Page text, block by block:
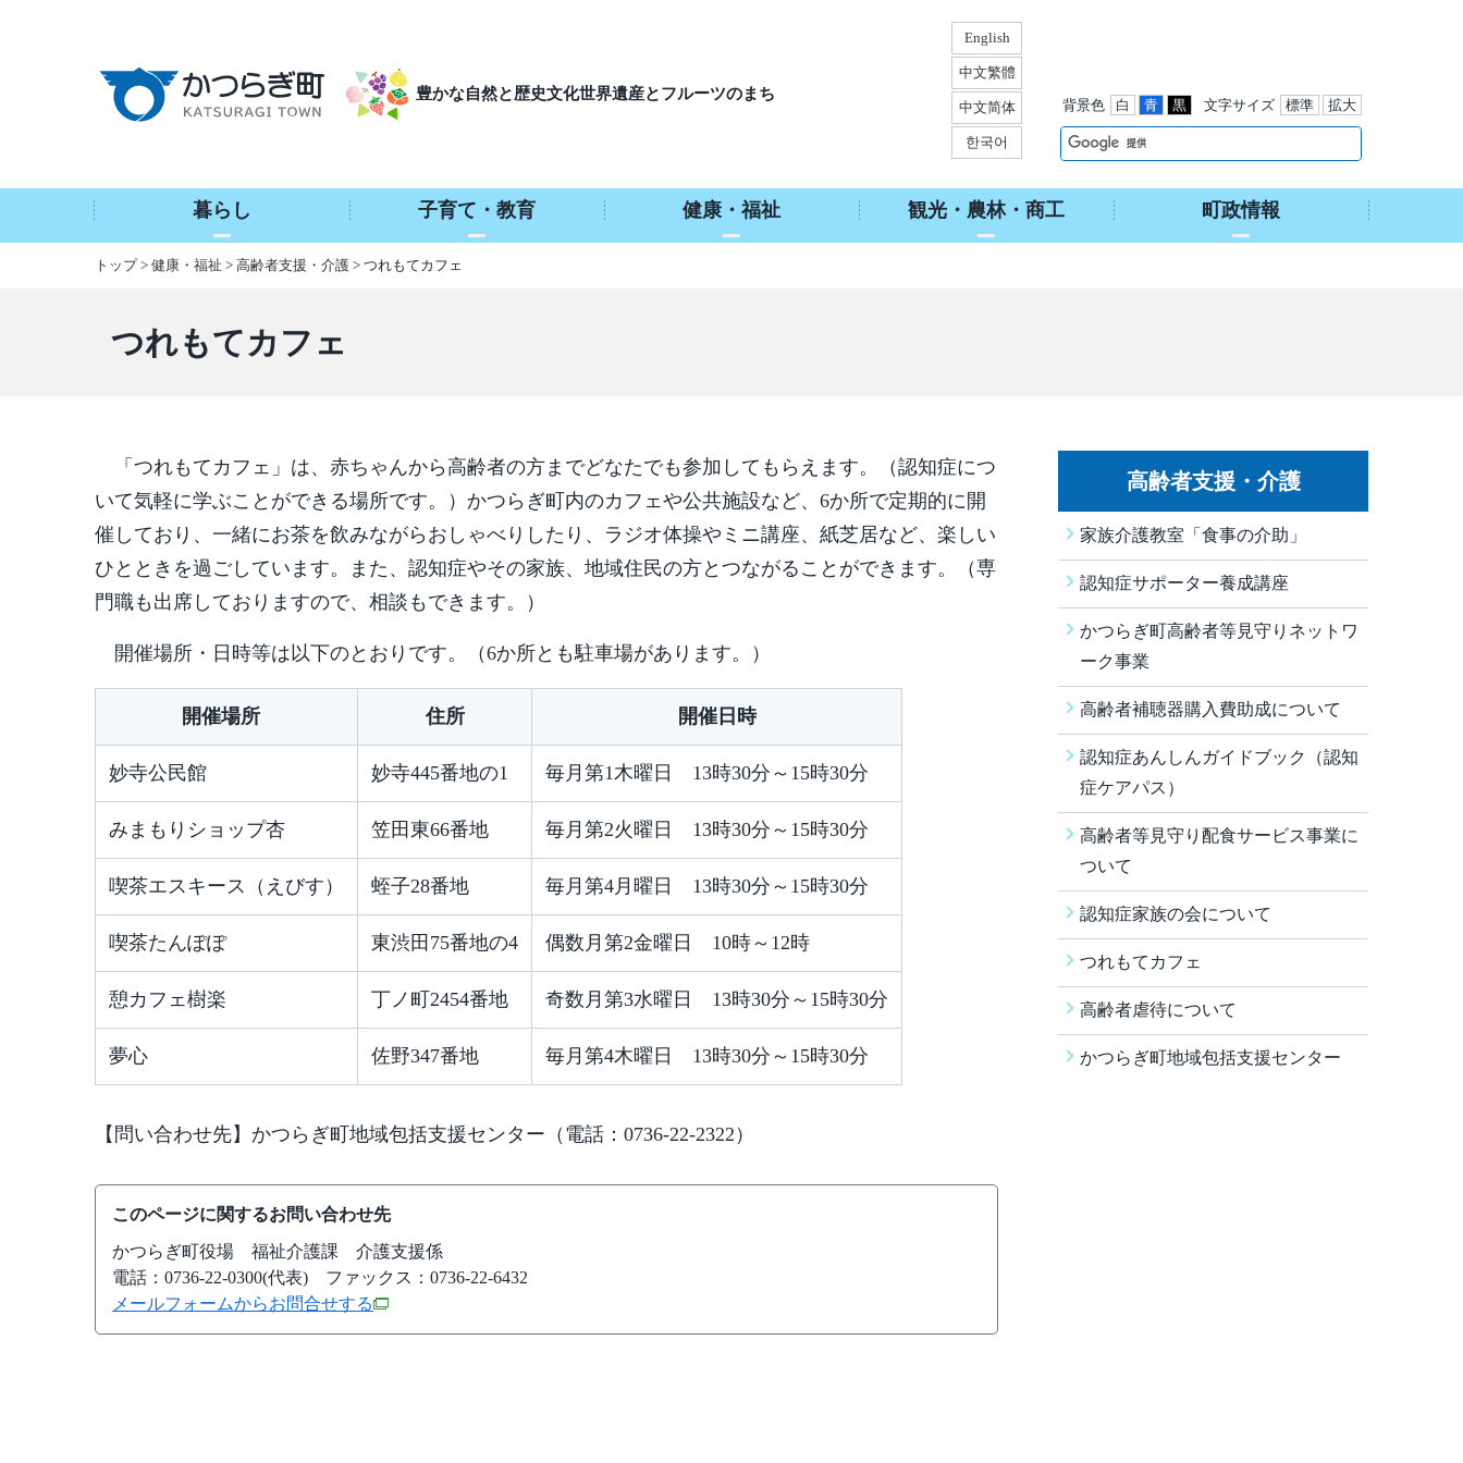
豊かな自然と歴史文化世界遺産とフルーツのまち
English
中文繁體
中文简体
한국어
背景色 白 青 黒 文字サイズ 標準 拡大
暮らし 子育て・教育 健康・福祉 観光・農林・商工 町政情報
トップ> 健康・福祉 > 高齢者支援・介護 > つれもてカフェ
つれもてカフェ
「つれもてカフェ」は、赤ちゃんから高齢者の方までどなたでも参加してもらえます。（認知症につ
いて気軽に学ぶことができる場所です。）かつらぎ町内のカフェや公共施設など、6か所で定期的に開
催しており、一緒にお茶を飲みながらおしゃべりしたり、ラジオ体操やミニ講座、紙芝居など、楽しい
ひとときを過ごしています。また、認知症やその家族、地域住民の方とつながることができます。（専
門職も出席しておりますので、相談もできます。）
開催場所・日時等は以下のとおりです。（6か所とも駐車場があります。）
開催場所 住所 開催日時
妙寺公民館 妙寺445番地の1 毎月第1木曜日 13時30分～15時30分
みまもりショップ杏 笠田東66番地 毎月第2火曜日 13時30分～15時30分
喫茶エスキース（えびす） 蛭子28番地 毎月第4月曜日 13時30分～15時30分
喫茶たんぽぽ 東渋田75番地の4 偶数月第2金曜日 10時～12時
憩カフェ樹楽 丁ノ町2454番地 奇数月第3水曜日 13時30分～15時30分
夢心 佐野347番地 毎月第4木曜日 13時30分～15時30分
【問い合わせ先】かつらぎ町地域包括支援センター（電話：0736-22-2322）
このページに関するお問い合わせ先
かつらぎ町役場 福祉介護課 介護支援係
電話：0736-22-0300(代表)
ファックス：0736-22-6432
メールフォームからお問合せする
高齢者支援・介護
家族介護教室「食事の介助」
認知症サポーター養成講座
かつらぎ町高齢者等見守りネットワ
ーク事業
高齢者補聴器購入費助成について
認知症あんしんガイドブック（認知
症ケアパス）
高齢者等見守り配食サービス事業に
ついて
認知症家族の会について
つれもてカフェ
高齢者虐待について
かつらぎ町地域包括支援センター